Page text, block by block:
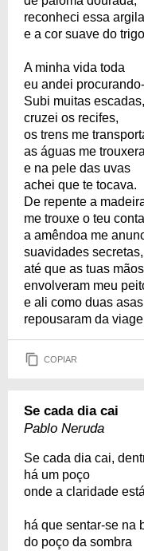
reconheci essa argila
e a cor suave do
A minha vida toda
eu andei
Subi muitas escadas,
cruzei os recifes,
os trens me
as águas me
e na pele das uvas
achei que te tocava.
De repente a
me trouxe o teu
a amêndoa me
suavidades secretas,
até que as tuas mãos
envolveram meu
e ali como duas asas
repousaram da
COPIAR
Se cada dia cai
Pablo Neruda
Se cada dia cai,
há um poço
onde a claridade
há que sentar-se na
do poço da sombra